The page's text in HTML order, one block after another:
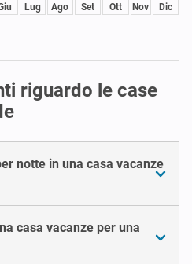
Lug Ago Set Ott Nov Dic
riguardo le case
notte in una casa vacanze
casa vacanze per una